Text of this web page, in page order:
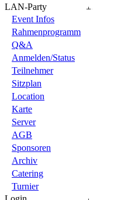
LAN-Party
Event Infos
Rahmenprogramm
Q&A
Anmelden/Status
Teilnehmer
Sitzplan
Location
Karte
Server
AGB
Sponsoren
Archiv
Catering
Turnier